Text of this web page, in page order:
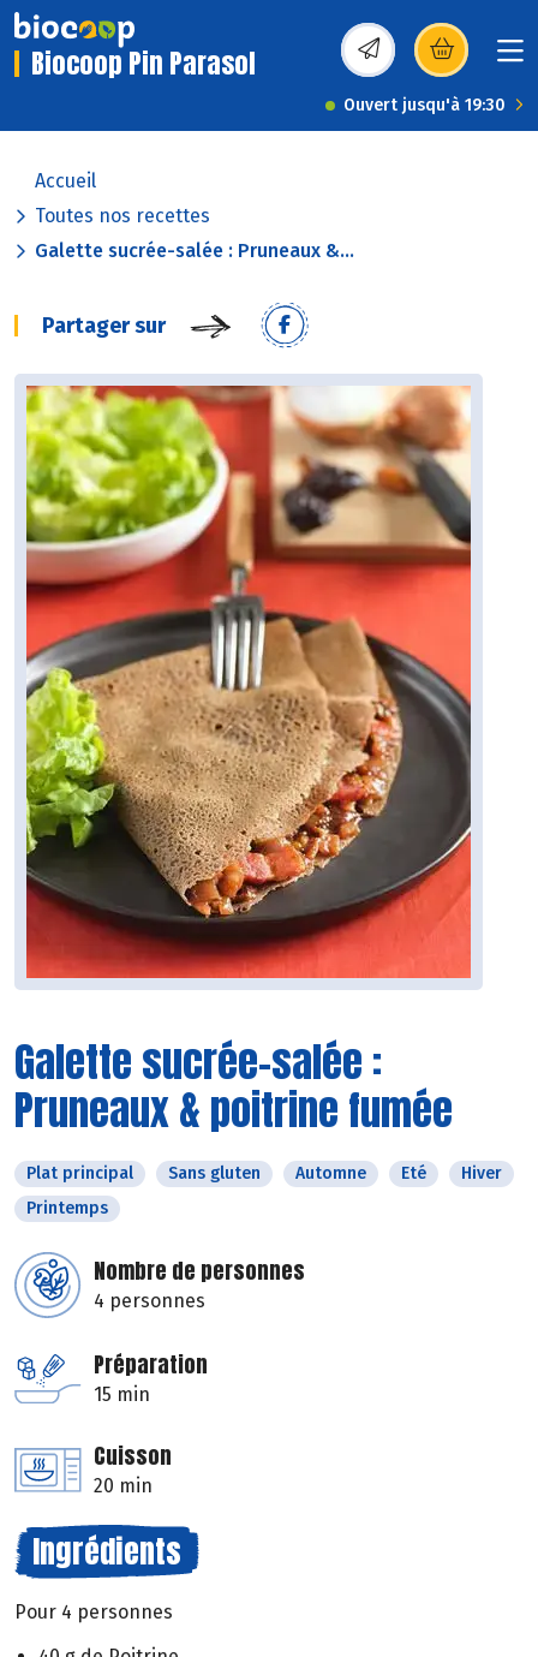
Biocoop Pin Parasol (s’ouvre dans une
Ouvert jusqu'à 19:30
Accueil
Toutes nos recettes
Galette sucrée-salée : Pruneaux &...
Partager sur
Galette sucrée-salée :
Pruneaux & poitrine fumée
Plat principal Sans gluten Automne Eté
Hiver
Printemps
Nombre de personnes
4 personnes
Préparation
15 min
Cuisson
20 min
Ingrédients
Pour 4 personnes